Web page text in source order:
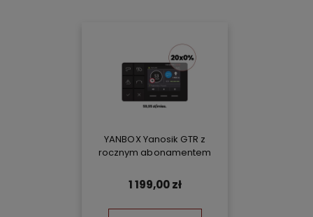
YANBOX Yanosik GTR z
rocznym abonamentem
1 199,00 zł